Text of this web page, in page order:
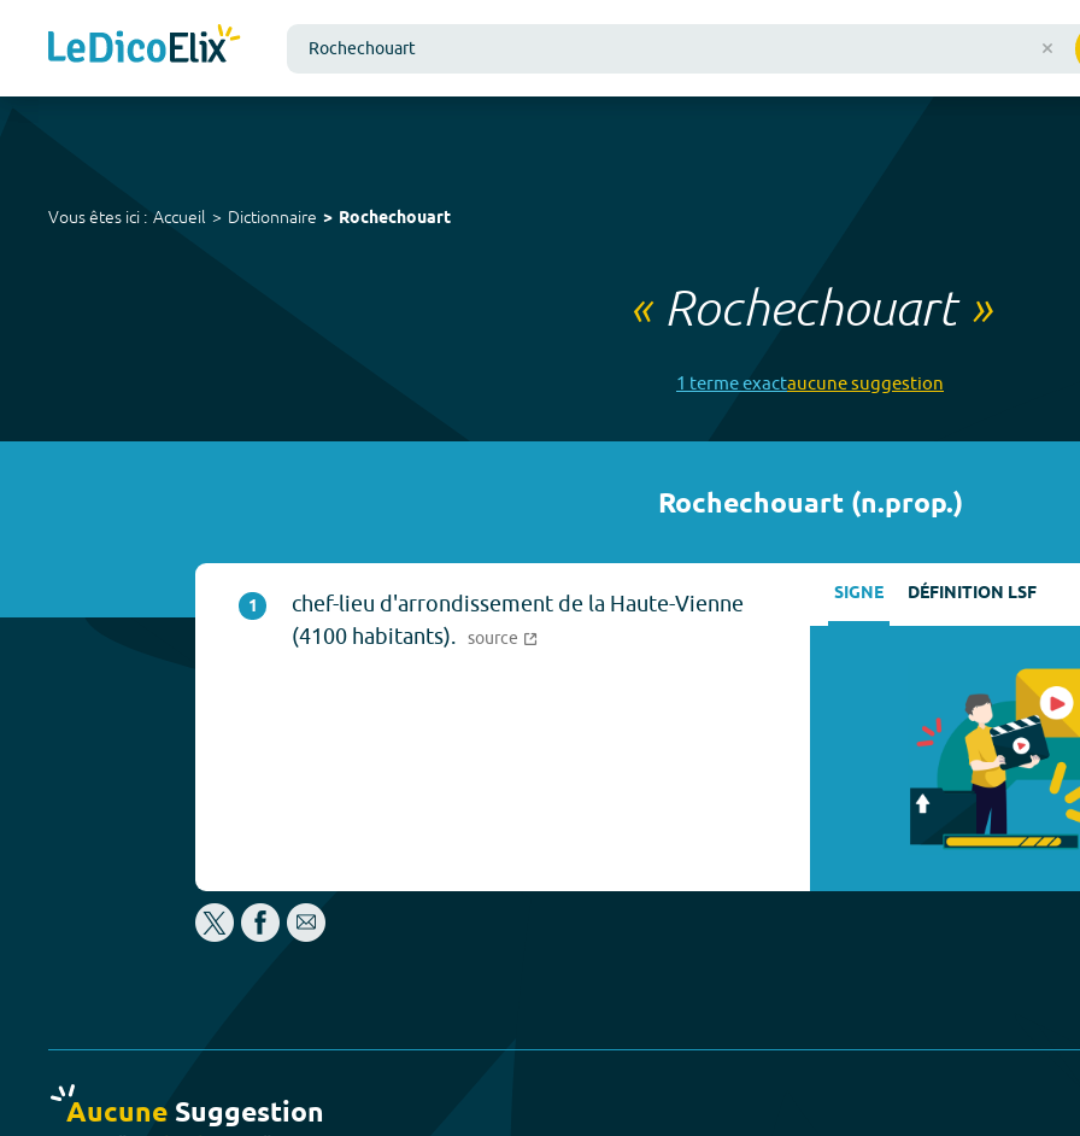
Vous êtes ici : Accueil Dictionnaire Rochechouart
« Rochechouart»
1 termeexactaucunesuggestion
Rochechouart(n.prop.)
1
chef-lieu d'arrondissement de la Haute-Vienne
(4100 habitants). source
SIGNE DÉFINITION LSF
Aucune Suggestion